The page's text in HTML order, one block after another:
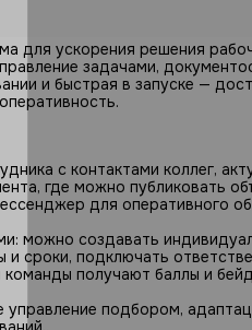
для ускорения решения
задачами,
и быстрая в запуске —
с контактами коллег,
где можно публиковать
для оперативного
можно создавать
и сроки, подключать
получают баллы и
управление подбором,